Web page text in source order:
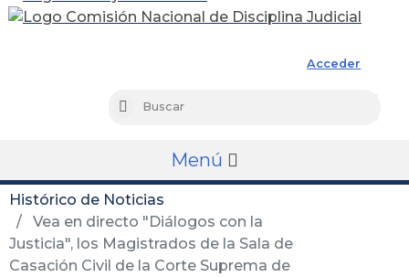
Acceder
Buscar
Menú
Histórico de Noticias
Vea en directo "Diálogos con la
Justicia", los Magistrados de la Sala de
Casación Civil de la Corte Suprema de